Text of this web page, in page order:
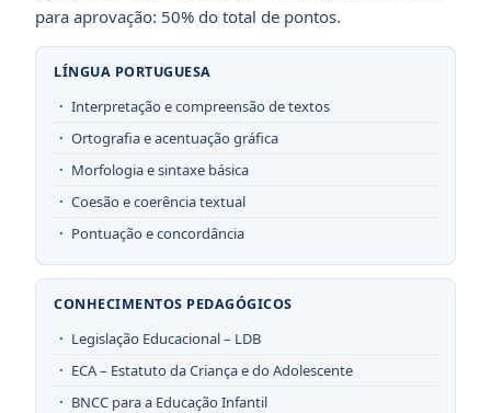
para aprovação: 50% do total de pontos.
LÍNGUA PORTUGUESA
Interpretação e compreensão de textos
Ortografia e acentuação gráfica
Morfologia e sintaxe básica
Coesão e coerência textual
Pontuação e concordância
CONHECIMENTOS PEDAGÓGICOS
Legislação Educacional – LDB
ECA – Estatuto da Criança e do Adolescente
BNCC para a Educação Infantil